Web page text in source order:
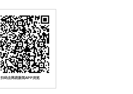
扫码去网易新闻APP浏览